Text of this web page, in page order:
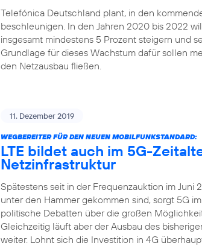
Telefónica Deutschland plant, in den
beschleunigen. In den Jahren 2020 bis 2022
insgesamt mindestens 5 Prozent steigern und
Grundlage für dieses Wachstum dafür sollen
den Netzausbau fließen.
11. Dezember 2019
WEGBEREITER FÜR DEN NEUEN MOBILFUNKSTANDARD:
LTE bildet auch im 5G-
Netzinfrastruktur
Spätestens seit in der Frequenzauktion im Juni
unter den Hammer gekommen sind, sorgt 5G
politische Debatten über die großen
Gleichzeitig läuft aber der Ausbau des
weiter. Lohnt sich die Investition in 4G